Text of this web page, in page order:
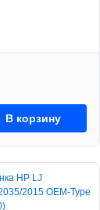
В корзину